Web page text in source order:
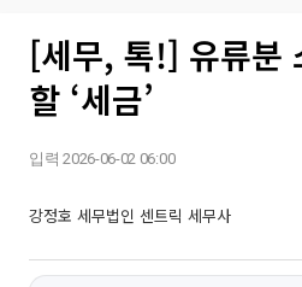
[세무, 톡!] 유류분
할 ‘세금’
입력 2026-06-02 06:00
강정호 세무법인 센트릭 세무사